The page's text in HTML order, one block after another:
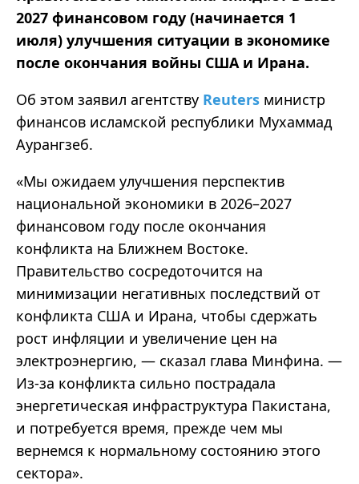
2027 финансовом году (начинается 1
июля) улучшения ситуации в экономике
после окончания войны США и Ирана.
Об этом заявил агентству Reuters министр
финансов исламской республики Мухаммад
Аурангзеб.
«Мы ожидаем улучшения перспектив
национальной экономики в 2026–2027
финансовом году после окончания
конфликта на Ближнем Востоке.
Правительство сосредоточится на
минимизации негативных последствий от
конфликта США и Ирана, чтобы сдержать
рост инфляции и увеличение цен на
электроэнергию, — сказал глава Минфина. —
Из-за конфликта сильно пострадала
энергетическая инфраструктура Пакистана,
и потребуется время, прежде чем мы
вернемся к нормальному состоянию этого
сектора».